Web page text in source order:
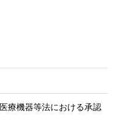
療機器等法における承認